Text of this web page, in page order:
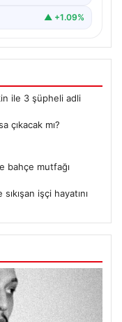
▲ +1.09%
ile 3 şüpheli adli
çıkacak mı?
bahçe mutfağı
işçi hayatını